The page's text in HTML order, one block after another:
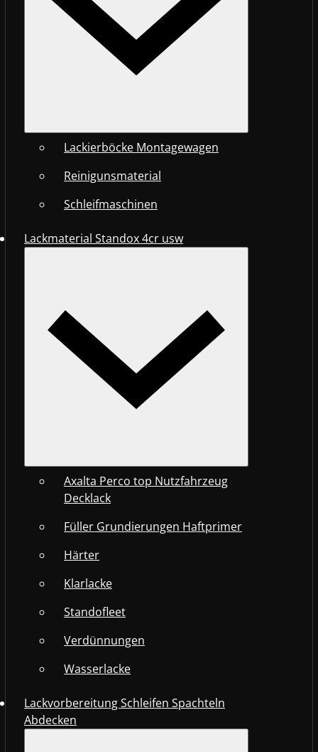
Lackierböcke Montagewagen
Reinigunsmaterial
Schleifmaschinen
Lackmaterial Standox 4cr usw
Axalta Perco top Nutzfahrzeug
Decklack
Füller Grundierungen Haftprimer
Härter
Klarlacke
Standofleet
Verdünnungen
Wasserlacke
Lackvorbereitung Schleifen Spachteln
Abdecken